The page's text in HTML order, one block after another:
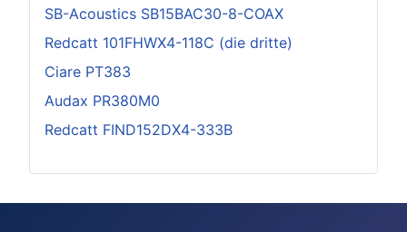
SB-Acoustics SB15BAC30-8-COAX
Redcatt 101FHWX4-118C (die dritte)
Ciare PT383
Audax PR380M0
Redcatt FIND152DX4-333B